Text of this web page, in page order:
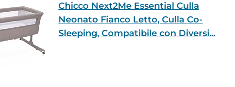
Chicco Next2Me Essential Culla
Neonato Fianco Letto, Culla Co-
Sleeping, Compatibile con Diversi...